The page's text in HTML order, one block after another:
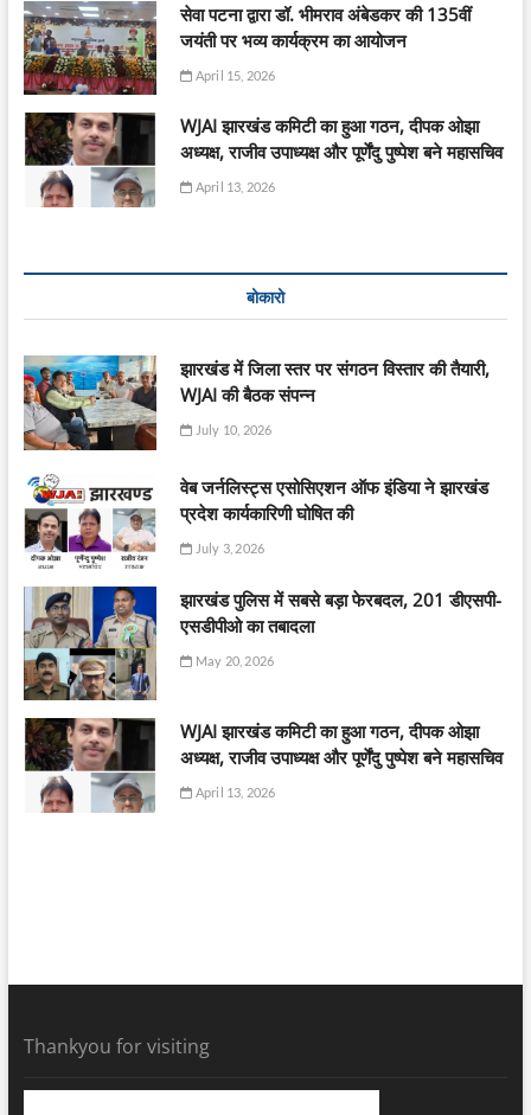
सेवा पटना द्वारा डॉ. भीमराव अंबेडकर की 135वीं
जयंती पर भव्य कार्यक्रम का आयोजन
April 15, 2026
WJAI झारखंड कमिटी का हुआ गठन, दीपक ओझा
अध्यक्ष, राजीव उपाध्यक्ष और पूर्णेंदु पुष्पेश बने महासचिव
April 13, 2026
बोकारो
झारखंड में जिला स्तर पर संगठन विस्तार की तैयारी,
WJAI की बैठक संपन्न
July 10, 2026
वेब जर्नलिस्ट्स एसोसिएशन ऑफ इंडिया ने झारखंड
प्रदेश कार्यकारिणी घोषित की
July 3, 2026
झारखंड पुलिस में सबसे बड़ा फेरबदल, 201 डीएसपी-
एसडीपीओ का तबादला
May 20, 2026
WJAI झारखंड कमिटी का हुआ गठन, दीपक ओझा
अध्यक्ष, राजीव उपाध्यक्ष और पूर्णेंदु पुष्पेश बने महासचिव
April 13, 2026
Thankyou for visiting